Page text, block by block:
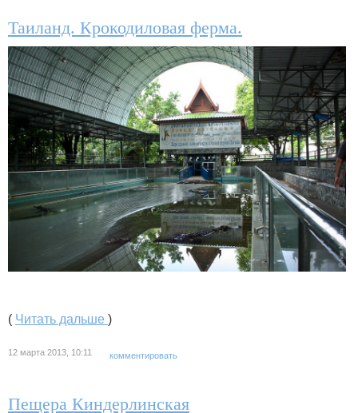
Таиланд. Крокодиловая ферма.
( Читать дальше )
12 марта 2013, 10:11 комментировать
Пещера Киндерлинская